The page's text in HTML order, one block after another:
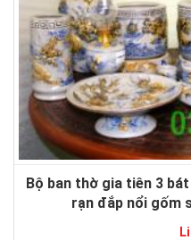
Bộ ban thờ gia tiên 3
rạn đắp nổi gốm